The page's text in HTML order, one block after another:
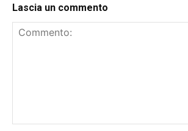
Lascia un commento